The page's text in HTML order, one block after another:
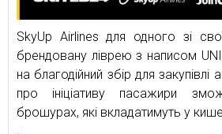
SkyUp Airlines для одного зі
брендовану ліврею з написом
на благодійний збір для
про ініціативу пасажири
брошурах, які вкладатимуть у